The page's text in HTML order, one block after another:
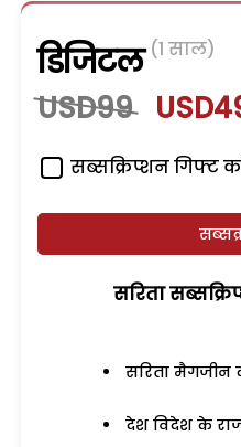
डिजिटल (1 साल)
USD99
सब्सक्रिप्शन गिफ्ट
सरिता
सरिता मैगजीन
देश विदेश के